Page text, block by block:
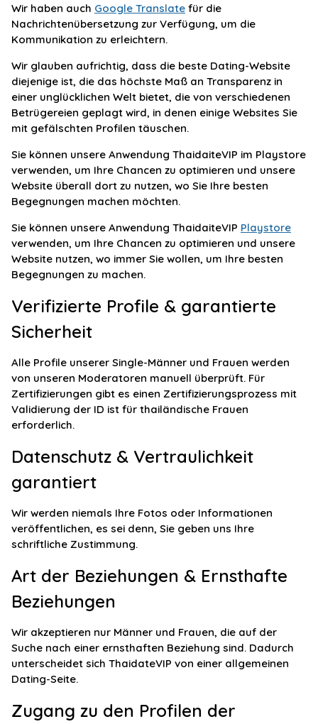
Wir haben auch Google Translate für die
Nachrichtenübersetzung zur Verfügung, um die
Kommunikation zu erleichtern.
Wir glauben aufrichtig, dass die beste Dating-Website
diejenige ist, die das höchste Maß an Transparenz in
einer unglücklichen Welt bietet, die von verschiedenen
Betrügereien geplagt wird, in denen einige Websites Sie
mit gefälschten Profilen täuschen.
Sie können unsere Anwendung ThaidaiteVIP im Playstore
verwenden, um Ihre Chancen zu optimieren und unsere
Website überall dort zu nutzen, wo Sie Ihre besten
Begegnungen machen möchten.
Sie können unsere Anwendung ThaidaiteVIP Playstore
verwenden, um Ihre Chancen zu optimieren und unsere
Website nutzen, wo immer Sie wollen, um Ihre besten
Begegnungen zu machen.
Verifizierte Profile & garantierte
Sicherheit
Alle Profile unserer Single-Männer und Frauen werden
von unseren Moderatoren manuell überprüft. Für
Zertifizierungen gibt es einen Zertifizierungsprozess mit
Validierung der ID ist für thailändische Frauen
erforderlich.
Datenschutz & Vertraulichkeit
garantiert
Wir werden niemals Ihre Fotos oder Informationen
veröffentlichen, es sei denn, Sie geben uns Ihre
schriftliche Zustimmung.
Art der Beziehungen & Ernsthafte
Beziehungen
Wir akzeptieren nur Männer und Frauen, die auf der
Suche nach einer ernsthaften Beziehung sind. Dadurch
unterscheidet sich ThaidateVIP von einer allgemeinen
Dating-Seite.
Zugang zu den Profilen der